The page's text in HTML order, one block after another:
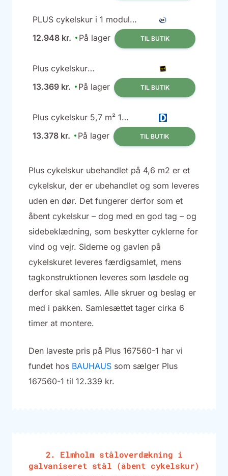
PLUS cykelskur i 1 modul
åben, natur/nåletræ, 5,7
På lager
12.948 kr. TIL BUTIK
Plus cykelskur
229x248x250 ubehandlet
På lager
13.369 kr. TIL BUTIK
Plus cykelskur 5,7 m² 1
modul med åben front
På lager
13.378 kr. TIL BUTIK
Plus cykelskur ubehandlet på 4,6 m2 er et
cykelskur, der er ubehandlet og som leveres
uden en dør. Det fungerer derfor som et
åbent cykelskur – dog med en god tag – og
sidebeklædning, som beskytter cyklerne for
vind og vejr. Siderne og gavlen på
cykelskuret leveres færdigsamlet, mens
tagkonstruktionen leveres som løsdele og
derfor skal samles. Alle skruer og beslag er
med i pakken. Samlesættet tager cirka 6
timer at montere.
Den laveste pris på Plus 167560-1 har vi
fundet hos BAUHAUS som sælger Plus
167560-1 til 12.339 kr.
2. Elmholm ståloverdækning i
galvaniseret stål (åbent cykelskur)